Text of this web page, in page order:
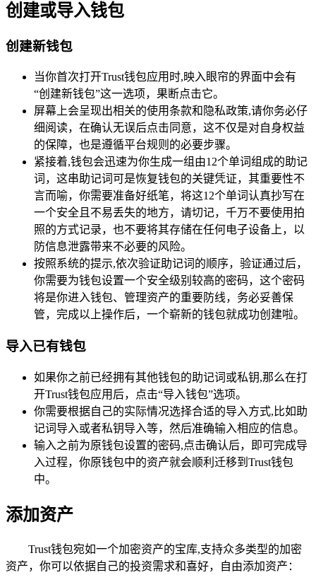
创建或导入钱包
创建新钱包
当你首次打开Trust钱包应用时,映入眼帘的界面中会有
“创建新钱包”这一选项，果断点击它。
屏幕上会呈现出相关的使用条款和隐私政策,请你务必仔
细阅读，在确认无误后点击同意，这不仅是对自身权益
的保障，也是遵循平台规则的必要步骤。
紧接着,钱包会迅速为你生成一组由12个单词组成的助记
词，这串助记词可是恢复钱包的关键凭证，其重要性不
言而喻，你需要准备好纸笔，将这12个单词认真抄写在
一个安全且不易丢失的地方，请切记，千万不要使用拍
照的方式记录，也不要将其存储在任何电子设备上，以
防信息泄露带来不必要的风险。
按照系统的提示,依次验证助记词的顺序，验证通过后，
你需要为钱包设置一个安全级别较高的密码，这个密码
将是你进入钱包、管理资产的重要防线，务必妥善保
管，完成以上操作后，一个崭新的钱包就成功创建啦。
导入已有钱包
如果你之前已经拥有其他钱包的助记词或私钥,那么在打
开Trust钱包应用后，点击“导入钱包”选项。
你需要根据自己的实际情况选择合适的导入方式,比如助
记词导入或者私钥导入等，然后准确输入相应的信息。
输入之前为原钱包设置的密码,点击确认后，即可完成导
入过程，你原钱包中的资产就会顺利迁移到Trust钱包
中。
添加资产
Trust钱包宛如一个加密资产的宝库,支持众多类型的加密
资产，你可以依据自己的投资需求和喜好，自由添加资产：